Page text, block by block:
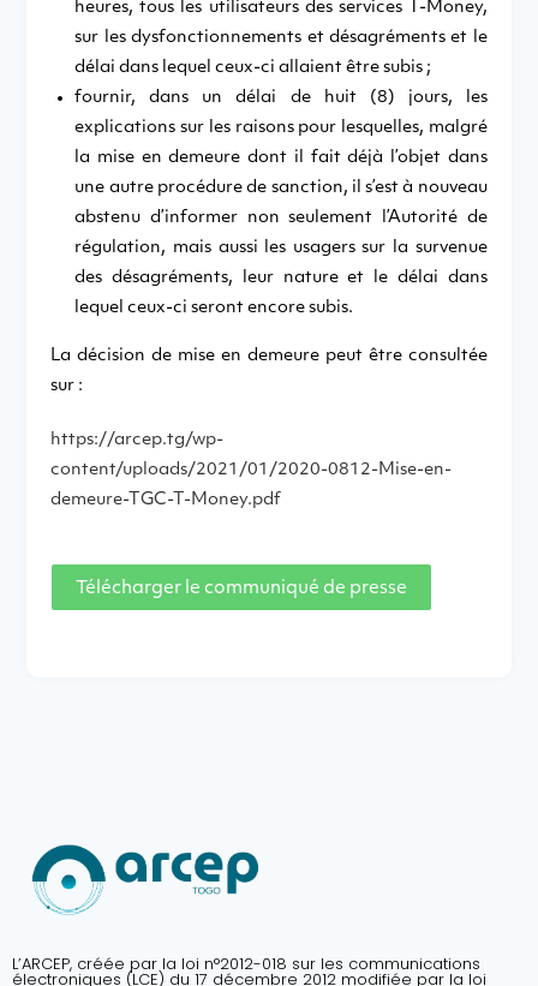
heures, tous les utilisateurs des services T-Money,
sur les dysfonctionnements et désagréments et le
délai dans lequel ceux-ci allaient être subis ;
fournir, dans un délai de huit (8) jours, les
explications sur les raisons pour lesquelles, malgré
la mise en demeure dont il fait déjà l’objet dans
une autre procédure de sanction, il s’est à nouveau
abstenu d’informer non seulement l’Autorité de
régulation, mais aussi les usagers sur la survenue
des désagréments, leur nature et le délai dans
lequel ceux-ci seront encore subis.
La décision de mise en demeure peut être consultée
sur :
https://arcep.tg/wp-
content/uploads/2021/01/2020-0812-Mise-en-
demeure-TGC-T-Money.pdf
Télécharger le communiqué de presse
L’ARCEP, créée par la loi n°2012-018 sur les communications
électroniques (LCE) du 17 décembre 2012 modifiée par la loi